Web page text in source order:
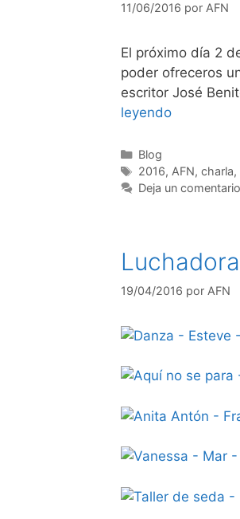
11/06/2016 por AFN
El próximo día 2
poder ofreceros
escritor José
leyendo
Categorías
Blog
Etiquetas
2016, AFN, charla,
Deja un comentario
19/04/2016 por AFN